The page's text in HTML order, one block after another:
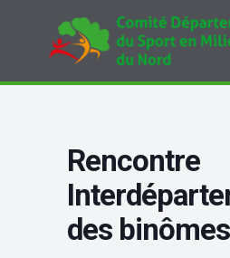
Rencontre
des binômes